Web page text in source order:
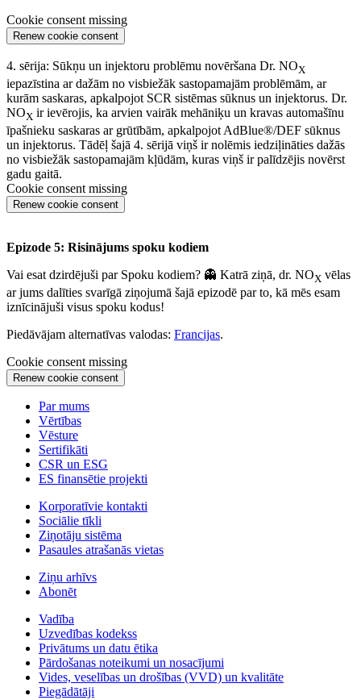
Cookie consent missing
Renew cookie consent
4. sērija: Sūkņu un injektoru problēmu novēršana Dr. NOX
iepazīstina ar dažām no visbiežāk sastopamajām problēmām, ar
kurām saskaras, apkalpojot SCR sistēmas sūknus un injektorus. Dr.
NOX ir ievērojis, ka arvien vairāk mehāniķu un kravas automašīnu
īpašnieku saskaras ar grūtībām, apkalpojot AdBlue®/DEF sūknus
un injektorus. Tādēļ šajā 4. sērijā viņš ir nolēmis iedziļināties dažās
no visbiežāk sastopamajām kļūdām, kuras viņš ir palīdzējis novērst
gadu gaitā.
Cookie consent missing
Renew cookie consent
Epizode 5: Risinājums spoku kodiem
Vai esat dzirdējuši par Spoku kodiem? 👻 Katrā ziņā, dr. NOX vēlas
ar jums dalīties svarīgā ziņojumā šajā epizodē par to, kā mēs esam
iznīcinājuši visus spoku kodus!
Piedāvājam alternatīvas valodas: Francijas.
Cookie consent missing
Renew cookie consent
Par mums
Vērtības
Vēsture
Sertifikāti
CSR un ESG
ES finansētie projekti
Korporatīvie kontakti
Sociālie tīkli
Ziņotāju sistēma
Pasaules atrašanās vietas
Ziņu arhīvs
Abonēt
Vadība
Uzvedības kodekss
Privātums un datu ētika
Pārdošanas noteikumi un nosacījumi
Vides, veselības un drošības (VVD) un kvalitāte
Piegādātāji